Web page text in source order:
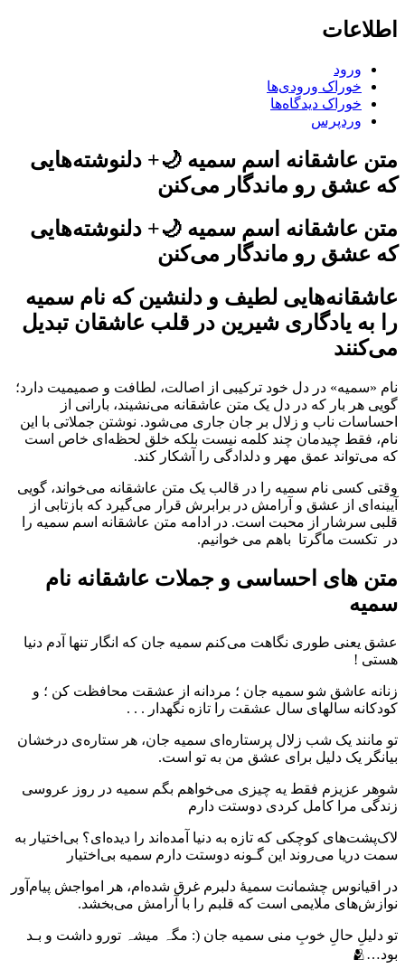
اطلاعات
ورود
خوراک ورودی‌ها
خوراک دیدگاه‌ها
وردپرس
متن عاشقانه اسم سمیه 🌙+ دلنوشته‌هایی
که عشق رو ماندگار می‌کنن
متن عاشقانه اسم سمیه 🌙+ دلنوشته‌هایی
که عشق رو ماندگار می‌کنن
عاشقانه‌هایی لطیف و دلنشین که نام سمیه
را به یادگاری شیرین در قلب عاشقان تبدیل
می‌کنند
نام «سمیه» در دل خود ترکیبی از اصالت، لطافت و صمیمیت دارد؛
گویی هر بار که در دل یک متن عاشقانه می‌نشیند، بارانی از
احساسات ناب و زلال بر جان جاری می‌شود. نوشتن جملاتی با این
نام، فقط چیدمان چند کلمه نیست بلکه خلق لحظه‌ای خاص است
که می‌تواند عمق مهر و دلدادگی را آشکار کند.
وقتی کسی نام سمیه را در قالب یک متن عاشقانه می‌خواند، گویی
آیینه‌ای از عشق و آرامش در برابرش قرار می‌گیرد که بازتابی از
قلبی سرشار از محبت است. در ادامه متن عاشقانه اسم سمیه را
در تکست ماگرتا باهم می خوانیم.
متن های احساسی و جملات عاشقانه نام
سمیه
عشق یعنی طوری نگاهت می‌کنم سمیه جان که انگار تنها آدم دنیا
هستی !
زنانه عاشق شو سمیه جان ؛ مردانه از عشقت محافظت کن ؛ و
کودکانه سالهای سال عشقت را تازه نگهدار . . .
تو مانند یک شب زلال پرستاره‌ای سمیه جان، هر ستاره‌ی درخشان
بیانگر یک دلیل برای عشق من به تو است.
شوهر عزیزم فقط یه چیزی می‌خواهم بگم سمیه در روز عروسی
زندگی مرا کامل کردی دوستت دارم
لاک‌پشت‌های کوچکی که تازه به دنیا آمده‌اند را دیده‌ای؟ بی‌اختیار به
سمت دریا می‌روند این گـونه دوستت دارم سمیه بی‌اختیار
در اقیانوس چشمانت سمیهٔ دلبرم غرق شده‌ام، هر امواجش پیام‌آور
نوازش‌های ملایمی است که قلبم را با آرامش می‌بخشد.
تو دلیلِ حالِ خوبِ منی سمیه جان (: مگہ میشہ تورو داشت و بـد
بود…🫂️